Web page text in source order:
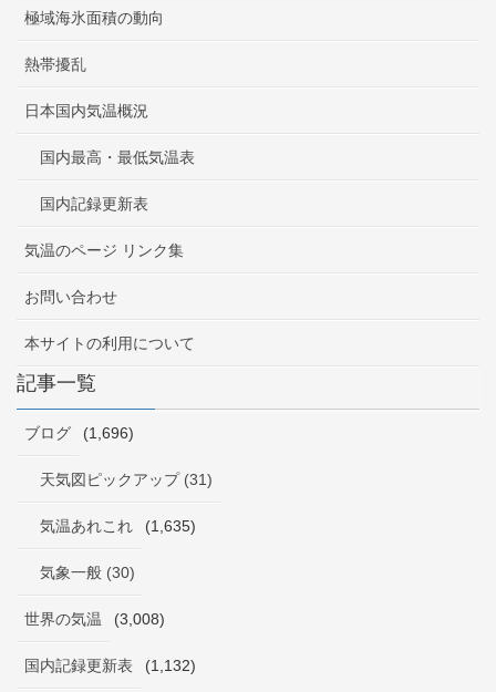
極域海氷面積の動向
熱帯擾乱
日本国内気温概況
国内最高・最低気温表
国内記録更新表
気温のページ リンク集
お問い合わせ
本サイトの利用について
記事一覧
ブログ (1,696)
天気図ピックアップ (31)
気温あれこれ (1,635)
気象一般 (30)
世界の気温 (3,008)
国内記録更新表 (1,132)